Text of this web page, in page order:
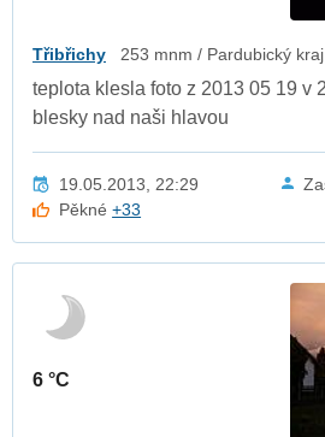
Třibřichy 253 mnm / Pardubický kraj
teplota klesla foto z 2013 05 19 v
blesky nad naši hlavou
19.05.2013, 22:29
Pěkné+33
6 °C